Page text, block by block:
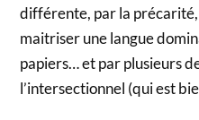
différente, par la
maitriser une langue
papiers… et par plusieurs
l’intersectionnel (qui est